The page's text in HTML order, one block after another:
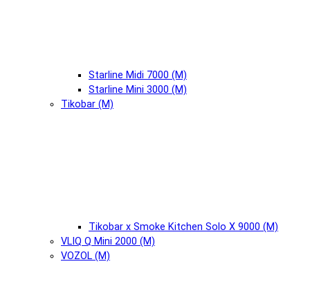
Starline Midi 7000 (М)
Starline Mini 3000 (М)
Tikobar (М)
Tikobar x Smoke Kitchen Solo X 9000 (М)
VLIQ Q Mini 2000 (М)
VOZOL (М)